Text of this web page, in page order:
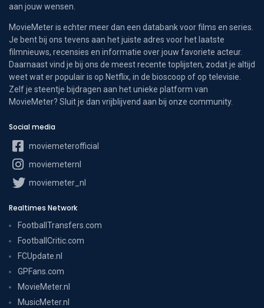
aan jouw wensen.
MovieMeter is echter meer dan een databank voor films en series.
Je bent bij ons tevens aan het juiste adres voor het laatste
filmnieuws, recensies en informatie over jouw favoriete acteur.
Daarnaast vind je bij ons de meest recente toplijsten, zodat je altijd
weet wat er populair is op Netflix, in de bioscoop of op televisie.
Zelf je steentje bijdragen aan het unieke platform van
MovieMeter? Sluit je dan vrijblijvend aan bij onze community.
Social media
moviemeterofficial
moviemeternl
moviemeter_nl
Realtimes Network
FootballTransfers.com
FootballCritic.com
FCUpdate.nl
GPFans.com
MovieMeter.nl
MusicMeter.nl